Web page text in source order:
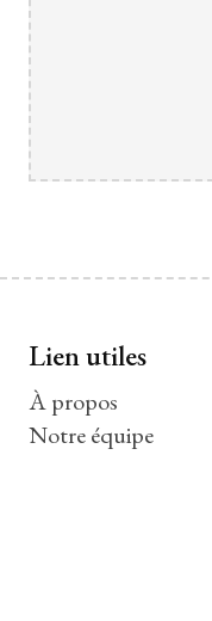
Lien utiles
À propos
Notre équipe